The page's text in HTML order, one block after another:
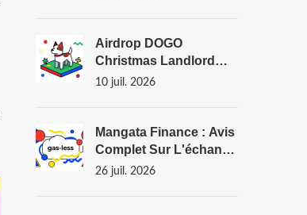
Airdrop DOGO
Christmas Landlord
NFT : Guide Complet Et
10 juil. 2026
Mangata Finance : Avis
Complet Sur L'échange
Décentralisé De
26 juil. 2026